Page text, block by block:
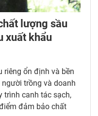
lượng sầu
xuất khẩu
riêng ổn định và bền
trồng và doanh
trình canh tác sạch,
đảm bảo chất